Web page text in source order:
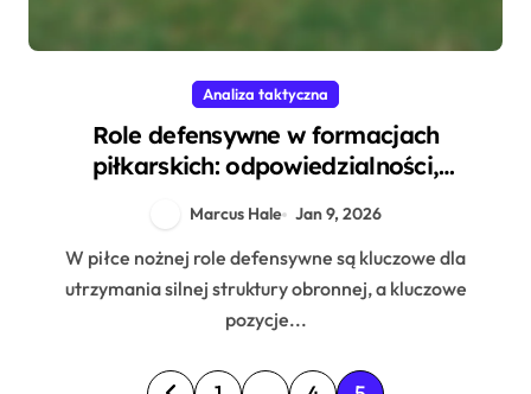
Analiza taktyczna
Role defensywne w formacjach
piłkarskich: odpowiedzialności,
Marcus Hale Jan 9, 2026
W piłce nożnej role defensywne są kluczowe dla
utrzymania silnej struktury obronnej, a kluczowe
pozycje...